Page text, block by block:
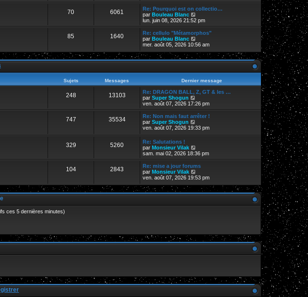
r
i
e
r
e
s
a
e
l
e
d
r
n
i
e
m
s
a
g
e
70 6061
Re: Pourquoi est on collectio…
par Bouleau Blanc
o
i
r
l
e
e
r
i
r
m
e
s
s
a
g
lun. juin 08, 2026 21:52 pm
85 1640
Re: cellulo "Métamorphos"
par Bouleau Blanc
o
r
l
d
e
r
n
e
m
e
s
s
a
mer. août 05, 2026 10:56 am
Sujets Messages Dernier message
248 13103
Re: DRAGON BALL, Z, GT & les …
par Super Shogun
o
i
r
e
i
e
r
e
s
s
a
e
ven. août 07, 2026 17:26 pm
747 35534
Re: Non mais faut arrêter !
par Super Shogun
o
e
d
r
i
e
m
ven. août 07, 2026 19:33 pm
329 5260
Re: Salutations !
par Monsieur Vilak
o
i
r
e
r
i
s
a
sam. mai 02, 2026 18:36 pm
104 2843
Re: mise a jour forums
par Monsieur Vilak
o
l
d
e
r
g
e
ven. août 07, 2026 19:53 pm
ces 5 dernières minutes)